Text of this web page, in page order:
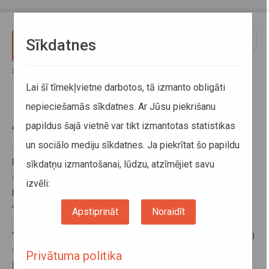
Sākums
Austrija
16. februāris 2026
Braukšanas ierobežojumi Austrijā 2026. gadā
03. decembris 2025
Austrijā
13. februāris 2025
Vācija pagarina robežkontroles periodu (aktualizēts 13.02.2025.)
03. decembris 2024
Īslaicīga robežkontroles atjaunošana uz Austrijas robežas ar
Sīkdatnes
Lai šī tīmekļvietne darbotos, tā izmanto obligāti
nepieciešamās sīkdatnes. Ar Jūsu piekrišanu
papildus šajā vietnē var tikt izmantotas statistikas
un sociālo mediju sīkdatnes. Ja piekrītat šo papildu
sīkdatņu izmantošanai, lūdzu, atzīmējiet savu
izvēli:
Apstiprināt Noraidīt
Privātuma politika